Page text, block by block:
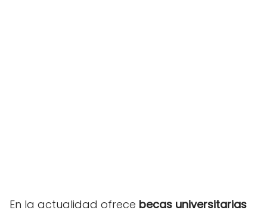
En la actualidad ofrece becas universitarias